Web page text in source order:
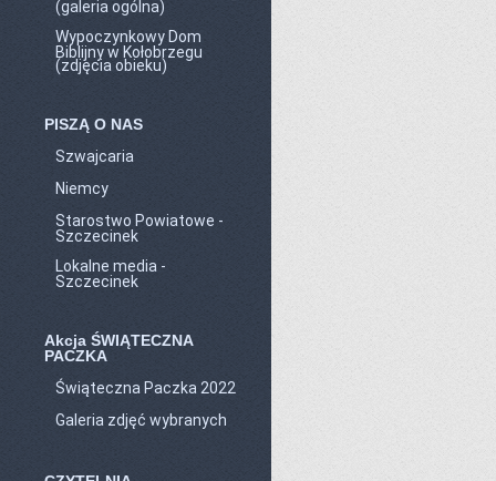
(galeria ogólna)
Wypoczynkowy Dom
Biblijny w Kołobrzegu
(zdjęcia obieku)
PISZĄ O NAS
Szwajcaria
Niemcy
Starostwo Powiatowe -
Szczecinek
Lokalne media -
Szczecinek
Akcja ŚWIĄTECZNA
PACZKA
Świąteczna Paczka 2022
Galeria zdjęć wybranych